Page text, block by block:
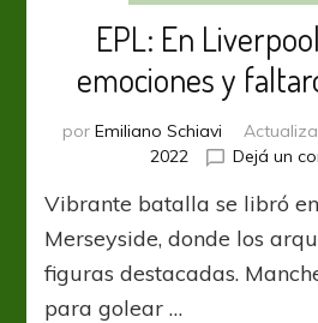
EPL: En
emociones y
por Emiliano Schiavi
2022
Dejá un
Vibrante batalla se libró
Merseyside, donde los
figuras destacadas.
para golear …